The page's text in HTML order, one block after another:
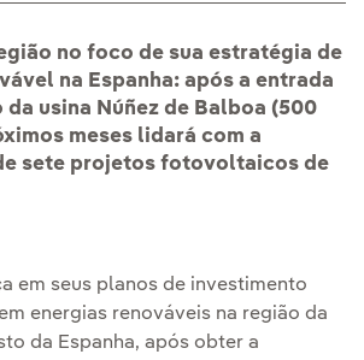
no foco de sua estratégia de
na Espanha: após a entrada
da usina Núñez de Balboa (500
meses lidará com a
sete projetos fotovoltaicos de
em seus planos de investimento
energias renováveis na região da
da Espanha, após obter a